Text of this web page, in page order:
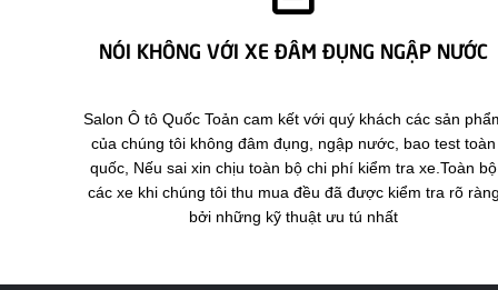
NÓI KHÔNG VỚI XE ĐÂM ĐỤNG NGẬP NƯỚC
Salon Ô tô Quốc Toản cam kết với quý khách các sản
của chúng tôi không đâm đụng, ngập nước, bao test toàn
quốc, Nếu sai xin chịu toàn bộ chi phí kiểm tra xe.Toàn bộ
các xe khi chúng tôi thu mua đều đã được kiểm tra rõ
bởi những kỹ thuật ưu tú nhất